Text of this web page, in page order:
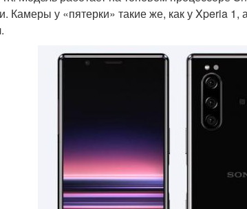
Камеры у «пятерки» такие же, как у Xperia